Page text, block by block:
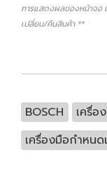
การแสดงผลของหน้าจอ
เปลี่ยน/คืนสินค้า **
BOSCH
เครื่อ
เครื่องมือกำหนด